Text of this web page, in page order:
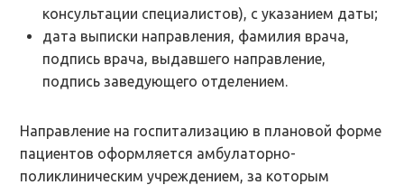
консультации специалистов), с указанием даты;
дата выписки направления, фамилия врача,
подпись врача, выдавшего направление,
подпись заведующего отделением.
Направление на госпитализацию в плановой форме
пациентов оформляется амбулаторно-
поликлиническим учреждением, за которым